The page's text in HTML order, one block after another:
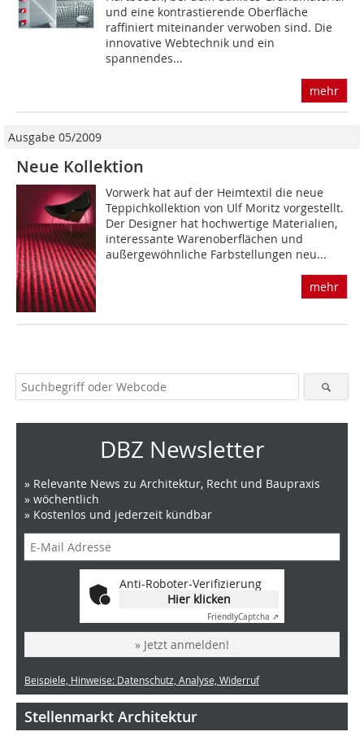
und eine kontrastierende Oberfläche
raffiniert miteinander verwoben sind. Die
innovative Webtechnik und ein
spannendes...
mehr
Ausgabe 05/2009
Neue Kollektion
Vorwerk hat auf der Heimtextil die neue
Teppichkollektion von Ulf Moritz vorgestellt.
Der Designer hat hochwertige Materialien,
interessante Warenoberflächen und
außergewöhnliche Farbstellungen neu...
mehr
DBZ Newsletter
» Relevante News zu Architektur, Recht und Baupraxis
» wöchentlich
» Kostenlos und jederzeit kündbar
Anti-Roboter-Verifizierung
Hier klicken
FriendlyCaptcha ⇗
» Jetzt anmelden!
Beispiele, Hinweise: Datenschutz, Analyse, Widerruf
Stellenmarkt Architektur